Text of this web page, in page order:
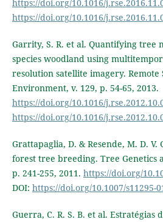
https://doi.org/10.1016/
https://doi.org/10.1016/
Garrity, S. R. et al. Quantifying tree
species woodland using
resolution satellite imagery. Remote
Environment, v. 129, p. 54-65, 2013.
https://doi.org/10.1016/
https://doi.org/10.1016/
Grattapaglia, D. & Resende, M. D. V.
forest tree breeding. Tree Genetics
p. 241-255, 2011. https://doi.org/
DOI: https://doi.org/10.1007/s11295-
Guerra, C. R. S. B. et al. Estratégias